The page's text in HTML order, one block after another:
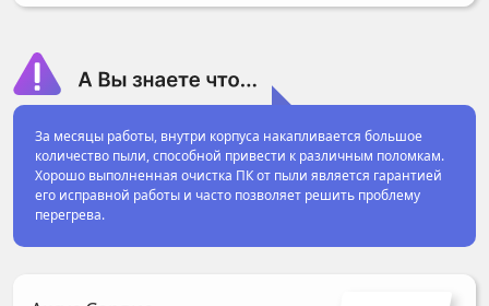
За месяцы работы, внутри корпуса накапливается большое
количество пыли, способной привести к различным поломкам.
Хорошо выполненная очистка ПК от пыли является гарантией
его исправной работы и часто позволяет решить проблему
перегрева.